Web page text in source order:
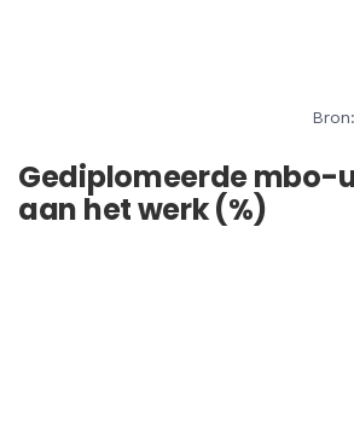
Gediplomeerde mbo-
aan het werk (%)